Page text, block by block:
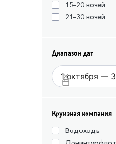
15–20 ночей
21–30 ночей
Диапазон дат
Круизная компания
Водоходъ